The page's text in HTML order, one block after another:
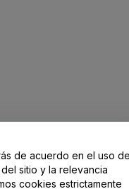
de acuerdo en el uso
sitio y la relevancia
cookies estrictamente